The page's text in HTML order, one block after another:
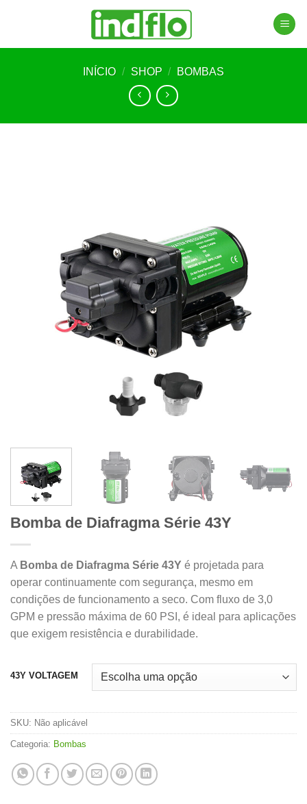
INÍCIO / SHOP / BOMBAS
Bomba de Diafragma Série 43Y
A Bomba de Diafragma Série 43Y é projetada para
operar continuamente com segurança, mesmo em
condições de funcionamento a seco. Com fluxo de 3,0
GPM e pressão máxima de 60 PSI, é ideal para aplicações
que exigem resistência e durabilidade.
43Y VOLTAGEM
SKU: Não aplicável
Categoria: Bombas